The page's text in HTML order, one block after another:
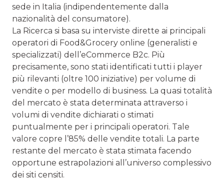
sede in Italia (indipendentemente dalla
nazionalità del consumatore).
La Ricerca si basa su interviste dirette ai principali
operatori di Food&Grocery online (generalisti e
specializzati) dell’eCommerce B2c. Più
precisamente, sono stati identificati tutti i player
più rilevanti (oltre 100 iniziative) per volume di
vendite o per modello di business. La quasi totalità
del mercato è stata determinata attraverso i
volumi di vendite dichiarati o stimati
puntualmente per i principali operatori. Tale
valore copre l’85% delle vendite totali. La parte
restante del mercato è stata stimata facendo
opportune estrapolazioni all’universo complessivo
dei siti censiti.